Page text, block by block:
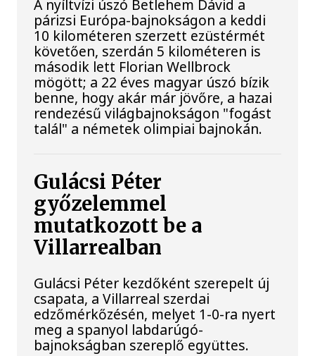
A nyíltvízi úszó Betlehem Dávid a
párizsi Európa-bajnokságon a keddi
10 kilométeren szerzett ezüstérmét
követően, szerdán 5 kilométeren is
második lett Florian Wellbrock
mögött; a 22 éves magyar úszó bízik
benne, hogy akár már jövőre, a hazai
rendezésű világbajnokságon "fogást
talál" a németek olimpiai bajnokán.
Gulácsi Péter
győzelemmel
mutatkozott be a
Villarrealban
Gulácsi Péter kezdőként szerepelt új
csapata, a Villarreal szerdai
edzőmérkőzésén, melyet 1-0-ra nyert
meg a spanyol labdarúgó-
bajnokságban szereplő együttes.